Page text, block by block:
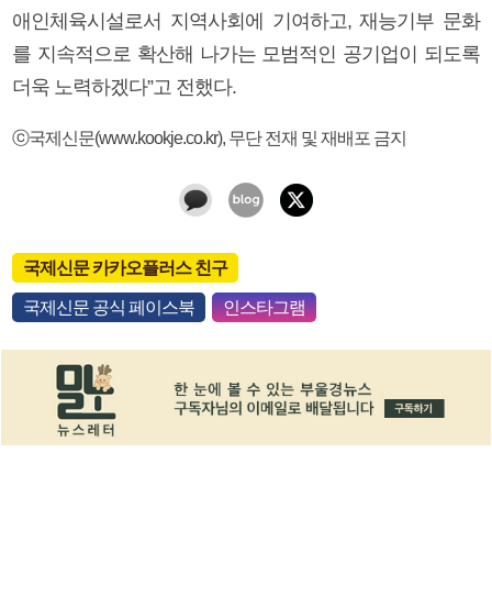
애인체육시설로서 지역사회에 기여하고, 재능기부 문화
를 지속적으로 확산해 나가는 모범적인 공기업이 되도록
더욱 노력하겠다”고 전했다.
ⓒ국제신문(www.kookje.co.kr), 무단 전재 및 재배포 금지
국제신문 카카오플러스 친구
국제신문 공식 페이스북 인스타그램